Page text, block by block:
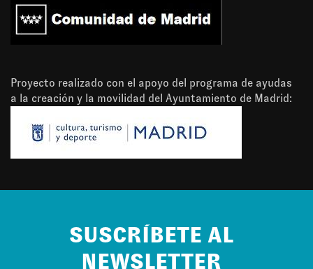
Proyecto realizado con el apoyo del programa de ayudas
a la creación y la movilidad del Ayuntamiento de Madrid:
SUSCRÍBETE AL
NEWSLETTER